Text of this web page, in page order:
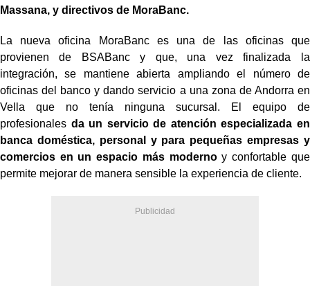
Massana, y directivos de MoraBanc.
La nueva oficina MoraBanc es una de las oficinas que
provienen de BSABanc y que, una vez finalizada la
integración, se mantiene abierta ampliando el número de
oficinas del banco y dando servicio a una zona de Andorra en
Vella que no tenía ninguna sucursal. El equipo de
profesionales da un servicio de atención especializada en
banca doméstica, personal y para pequeñas empresas y
comercios en un espacio más modernoy confortable que
permite mejorar de manera sensible la experiencia de cliente.